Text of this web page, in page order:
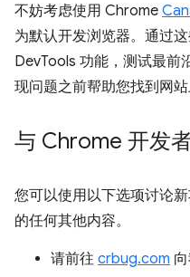
不妨考虑使用 Chrome
为默认开发浏览器。通过
DevTools 功能，测试最前
现问题之前帮助您找到网站
与 Chrome 开发
您可以使用以下选项讨论
的任何其他内容。
请前往 crbug.com